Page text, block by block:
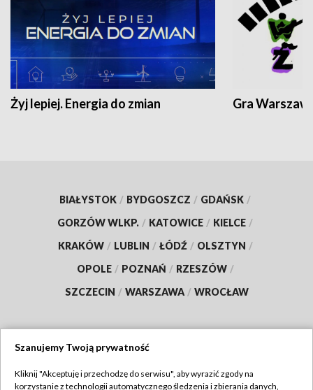
Żyj lepiej. Energia do zmian Gra
BIAŁYSTOK / BYDGOSZCZ / GDAŃSK /
GORZÓW WLKP. / KATOWICE / KIELCE /
KRAKÓW / LUBLIN / ŁÓDŹ / OLSZTYN /
OPOLE / POZNAŃ / RZESZÓW /
SZCZECIN / WARSZAWA / WROCŁAW
Szanujemy Twoją prywatność
Kliknij "Akceptuję i przechodzę do serwisu", aby wyrazić zgody na
korzystanie z technologii automatycznego śledzenia i zbierania danych,